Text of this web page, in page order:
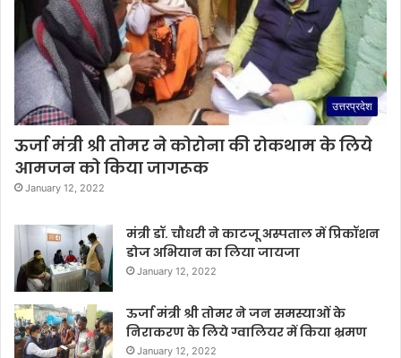
उत्तरप्रदेश
ऊर्जा मंत्री श्री तोमर ने कोरोना की रोकथाम के लिये
आमजन को किया जागरूक
January 12, 2022
मंत्री डॉ. चौधरी ने काटजू अस्पताल में प्रिकॉशन
डोज अभियान का लिया जायजा
January 12, 2022
ऊर्जा मंत्री श्री तोमर ने जन समस्याओं के
निराकरण के लिये ग्वालियर में किया भ्रमण
January 12, 2022